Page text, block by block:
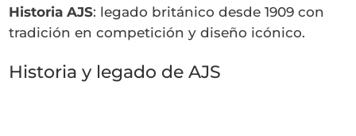
Historia AJS: legado británico desde 1909 con
tradición en competición y diseño icónico.
Historia y legado de AJS